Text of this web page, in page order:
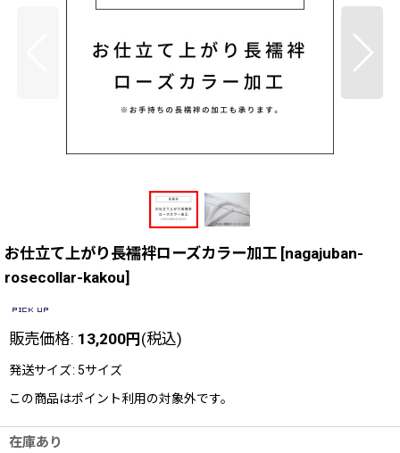
お仕立て上がり長襦袢ローズカラー加工 [nagajuban-
rosecollar-kakou]
販売価格: 13,200円(税込)
発送サイズ: 5サイズ
この商品はポイント利用の対象外です。
在庫あり